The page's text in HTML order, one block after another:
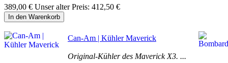
389,00 € Unser alter Preis: 412,50 €
In den Warenkorb
Can-Am | Kühler Maverick
Original-Kühler des Maverick X3. ...